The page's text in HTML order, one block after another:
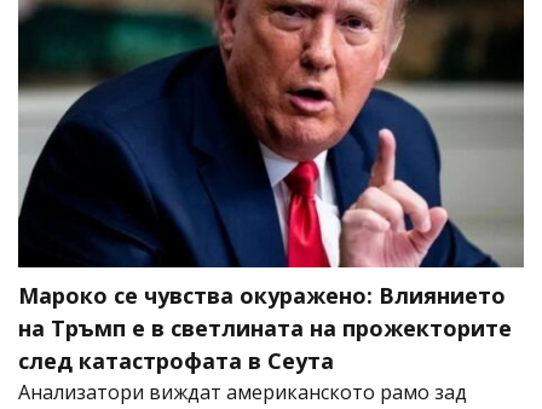
Мароко се чувства окуражено: Влиянието
на Тръмп е в светлината на прожекторите
след катастрофата в Сеута
Анализатори виждат американското рамо зад